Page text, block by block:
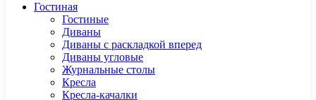
Гостиная
Гостиные
Диваны
Диваны с раскладкой вперед
Диваны угловые
Журнальные столы
Кресла
Кресла-качалки